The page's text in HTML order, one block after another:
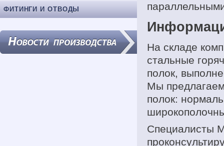
ФИТИНГИ И ОТВОДЫ
На складе
стальные
полок,
Мы
полок:
Специалисты